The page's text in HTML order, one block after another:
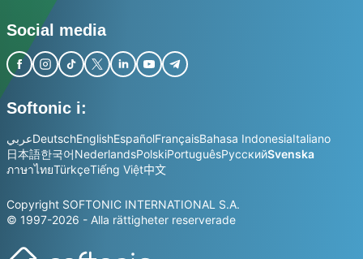
Social media
Softonic i:
عربيDeutschEnglishEspañolFrançaisBahasa IndonesiaItaliano
日本語한국어NederlandsPolskiPortuguêsРусскийSvenska
ภาษาไทยTürkçeTiếng Việt中文
Copyright SOFTONIC INTERNATIONAL S.A.
© 1997-2026 - Alla rättigheter reserverade